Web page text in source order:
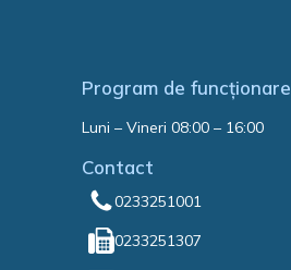
Program de funcționare
Luni – Vineri 08:00 – 16:00
Contact
0233251001
0233251307